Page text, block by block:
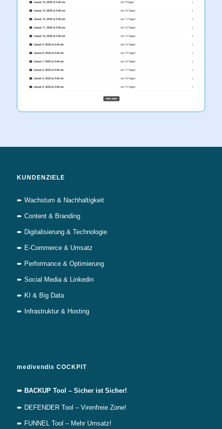
KUNDENZIELE
➨ Wachstum & Nachhaltigkeit
➨ Content & Branding
➨ Digitalisierung & Technologie
➨ E-Commerce & Umsatz
➨ Performance & Optimierung
➨ Social Media & Linkedin
➨ KI & Big Data
➨ Infrastruktur & Hosting
medivendis COCKPIT
➨ BACKUP Tool – Sicher ist Sicher!
➨ DEFENDER Tool – Virenfreie Zone!
➨ FUNNEL Tool – Mehr Umsatz!